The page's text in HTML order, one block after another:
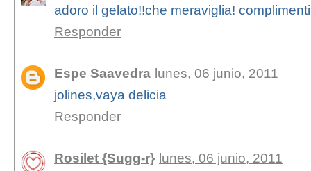
adoro il gelato!!che meraviglia!
Responder
Espe Saavedra lunes, 06 junio, 2011
jolines,vaya delicia
Responder
Rosilet {Sugg-r} lunes, 06 junio, 2011